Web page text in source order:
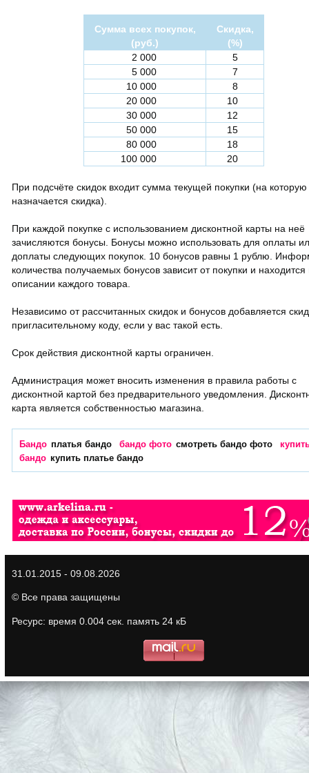
Сумма всех покупок,
(руб.)
Скидка,
(%)
2 000
5
5 000
7
10 000
8
20 000
10
30 000
12
50 000
15
80 000
18
100 000
20
При подсчёте скидок входит сумма текущей покупки (на которую
назначается скидка).
При каждой покупке с использованием дисконтной карты на неё
зачисляются бонусы. Бонусы можно использовать для оплаты
доплаты следующих покупок. 10 бонусов равны 1 рублю.
количества получаемых бонусов зависит от покупки и находится
описании каждого товара.
Независимо от рассчитанных скидок и бонусов добавляется
пригласительному коду, если у вас такой есть.
Срок действия дисконтной карты ограничен.
Администрация может вносить изменения в правила работы с
дисконтной картой без предварительного уведомления.
карта является собственностью магазина.
Бандо платья бандо бандо фото смотреть бандо фото
бандо купить платье бандо
31.01.2015 - 09.08.2026
© Все права защищены
Ресурс: время 0.004 сек. память 24 кБ